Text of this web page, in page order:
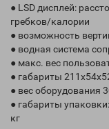
● LSD дисплей:
гребков/калории
● возможность
● водная система
● макс. вес
● габариты
● вес оборудования
● габариты
кг